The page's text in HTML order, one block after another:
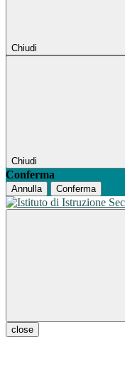
Chiudi
Chiudi
Conferma
Annulla Conferma
close